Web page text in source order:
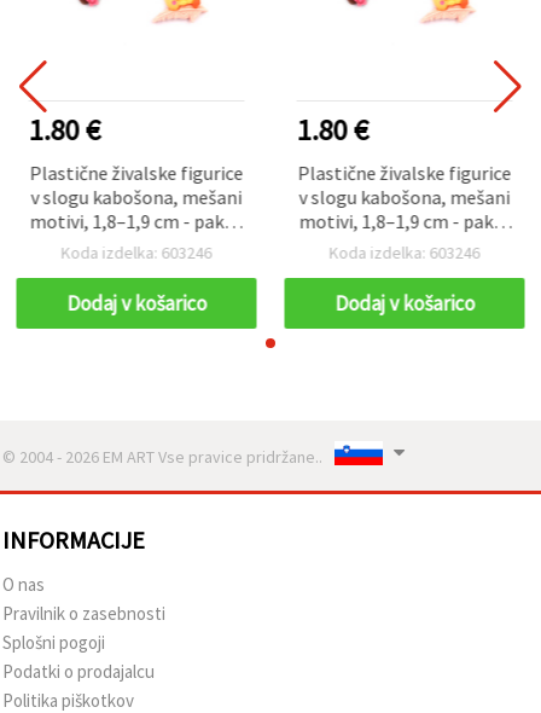
1.80 €
Plastične živalske figurice
v slogu kabošona, mešani
motivi, 1,8–1,9 cm - paket
10 kosov
Koda izdelka: 603246
Dodaj v košarico
1.80 €
Plastične živalske figurice
v slogu kabošona, mešani
motivi, 1,8–1,9 cm - paket
10 kosov
Koda izdelka: 603246
Dodaj v košarico
© 2004 - 2026 EM ART Vse pravice pridržane..
INFORMACIJE
O nas
Pravilnik o zasebnosti
Splošni pogoji
Podatki o prodajalcu
Politika piškotkov